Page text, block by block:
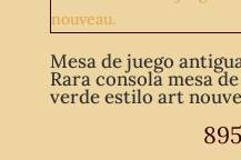
Mesa de juego
Rara consola mesa
verde estilo art